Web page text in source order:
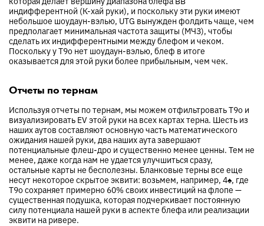
индифферентной (К-хай руки), и поскольку эти руки имеют
небольшое шоудаун-вэлью, UTG вынужден фолдить чаще, чем
предполагает минимальная частота защиты (МЧЗ), чтобы
сделать их индифферентными между блефом и чеком.
Поскольку у T9o нет шоудаун-вэлью, блеф в итоге
оказывается для этой руки более прибыльным, чем чек.
Отчеты по тернам
Используя отчеты по тернам, мы можем отфильтровать T9o и
визуализировать EV этой руки на всех картах терна. Шесть из
наших аутов составляют основную часть математического
ожидания нашей руки, два наших аута завершают
потенциальные флеш-дро и существенно менее ценны. Тем не
менее, даже когда нам не удается улучшиться сразу,
остальные карты не бесполезны. Бланковые терны все еще
несут некоторое скрытое эквити: возьмем, например, 4♠, где
T9o сохраняет примерно 60% своих инвестиций на флопе —
существенная подушка, которая подчеркивает постоянную
силу потенциала нашей руки в аспекте блефа или реализации
эквити на ривере.